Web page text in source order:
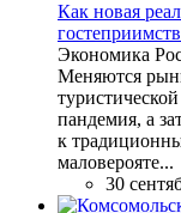
Как новая
Экономика
Меняются
пандемия, а
к
маловерояте...
30